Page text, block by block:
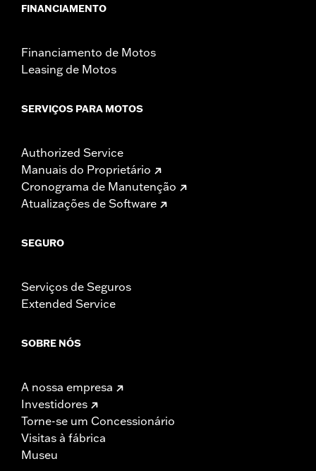
FINANCIAMENTO
Financiamento de Motos
Leasing de Motos
SERVIÇOS PARA MOTOS
Authorized Service
Manuais do Proprietário
Cronograma de Manutenção
Atualizações de Software
SEGURO
Serviços de Seguros
Extended Service
SOBRE NÓS
A nossa empresa
Investidores
Torne-se um Concessionário
Visitas à fábrica
Museu